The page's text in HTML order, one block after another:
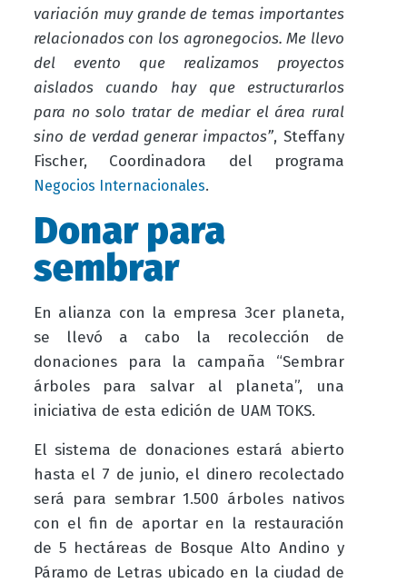
variación muy grande de temas importantes
relacionados con los agronegocios. Me llevo
del evento que realizamos proyectos
aislados cuando hay que estructurarlos
para no solo tratar de mediar el área rural
sino de verdad generar impactos”, Steffany
Fischer, Coordinadora del programa
Negocios Internacionales.
Donar para
sembrar
En alianza con la empresa 3cer planeta,
se llevó a cabo la recolección de
donaciones para la campaña “Sembrar
árboles para salvar al planeta”, una
iniciativa de esta edición de UAM TOKS.
El sistema de donaciones estará abierto
hasta el 7 de junio, el dinero recolectado
será para sembrar 1.500 árboles nativos
con el fin de aportar en la restauración
de 5 hectáreas de Bosque Alto Andino y
Páramo de Letras ubicado en la ciudad de